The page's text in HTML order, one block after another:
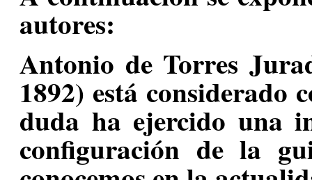
autores:
Antonio de Torres
1892) está considerado
duda ha ejercido una
configuración de la